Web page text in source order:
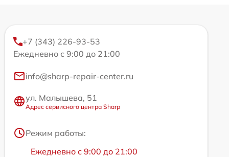
+7 (343) 226-93-53
Ежедневно с 9:00 до 21:00
info@sharp-repair-center.ru
ул. Малышева, 51
Адрес сервисного центра Sharp
Режим работы:
Ежедневно с 9:00 до 21:00